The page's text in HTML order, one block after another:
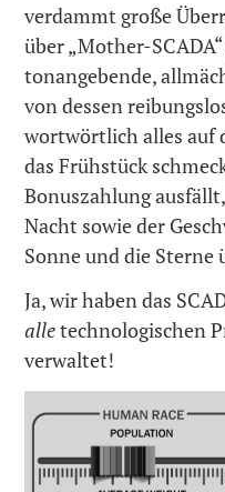
verdammt große
über „Mother-
tonangebende,
von dessen
wortwörtlich alles auf
das Frühstück
Bonuszahlung
Nacht sowie der
Sonne und die Sterne
Ja, wir haben das
alletechnologischen
verwaltet!